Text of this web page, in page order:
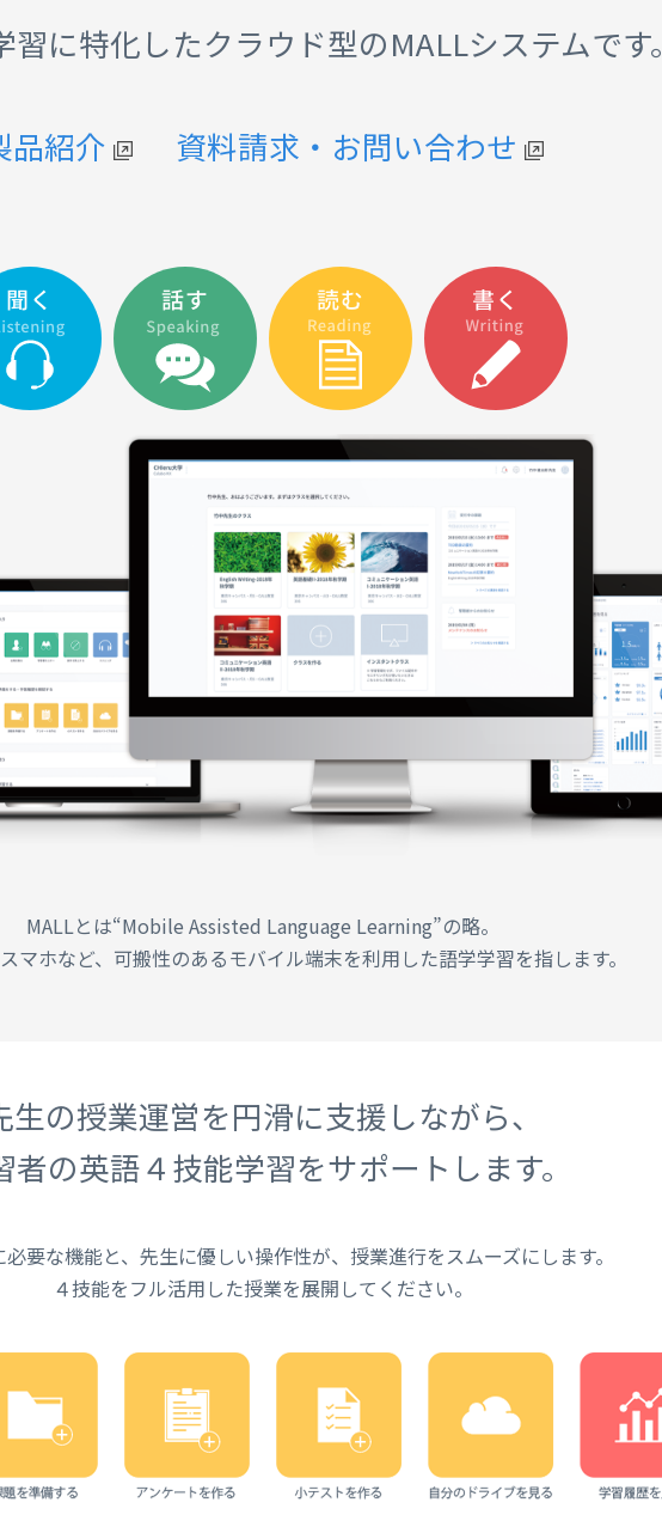
習に特化したクラウド型のMALLシステムです。
品紹介 資料請求・お問い合わせ
MALLとは“Mobile Assisted Language Learning”の略。
マホなど、可搬性のあるモバイル端末を利用した語学学習を指します。
生の授業運営を円滑に支援しながら、
者の英語４技能学習をサポートします。
要な機能と、先生に優しい操作性が、授業進行をスムーズにします。
４技能をフル活用した授業を展開してください。